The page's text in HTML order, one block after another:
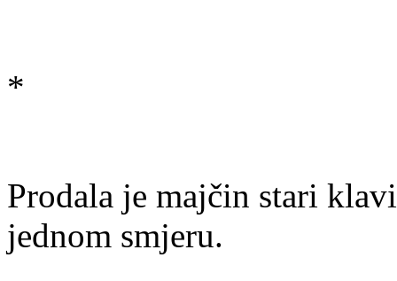
*
Prodala je majčin stari
jednom smjeru.